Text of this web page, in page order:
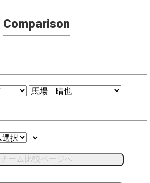
Comparison
チーム比較ページへ